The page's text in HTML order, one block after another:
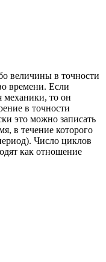
величины в точности
времени. Если
механики, то он
в точности
это можно записать
в течение которого
Число циклов
как отношение